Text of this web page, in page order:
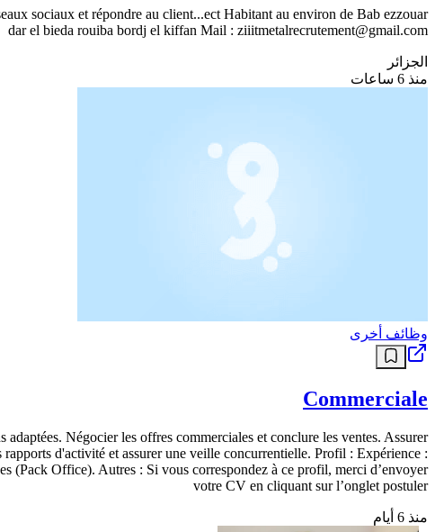
sociaux et répondre au client...ect Habitant au environ de Bab ezzouar
dar el bieda rouiba bordj el kiffan Mail : ziiitmetalrecrutement@gmail.com
الجزائر
منذ 6 ساعات
وظائف أخرى
Commerciale
Négocier les offres commerciales et conclure les ventes. Assurer
d'activité et assurer une veille concurrentielle. Profil : Expérience :
(Pack Office). Autres : Si vous correspondez à ce profil, merci d’envoyer
votre CV en cliquant sur l’onglet postuler
منذ 6 أيام